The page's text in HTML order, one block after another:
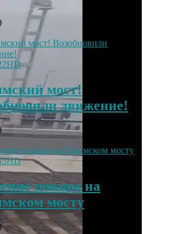
HD
мост!
движение!
HD
пожара на
мосту
Этот танец невесты
оставит вас без слов!